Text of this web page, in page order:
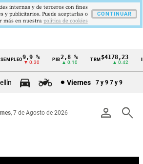
9,9 %
▼ 0.30
PIB 2,8 %
▲ 0.10
TRM$4178,23
▲ 0.42
Viernes 7 y 9 7 y 9
person search
, 7 de Agosto de 2026
internas y de terceros con fines
y publicitarios. Puede aceptarlas o
más en nuestra politica de cookies
CONTINUAR